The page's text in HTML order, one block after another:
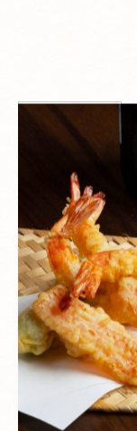
< 前のページ